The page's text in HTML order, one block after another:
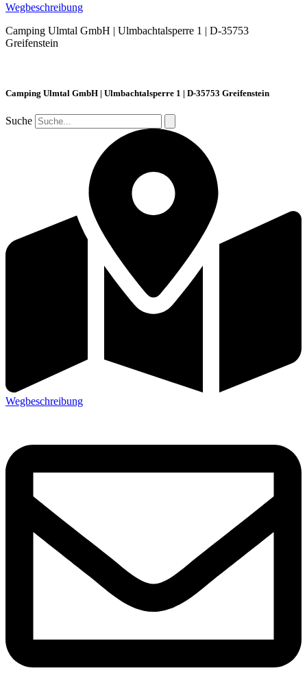
Wegbeschreibung
Camping Ulmtal GmbH | Ulmbachtalsperre 1 | D-35753
Greifenstein
Camping Ulmtal GmbH | Ulmbachtalsperre 1 | D-35753 Greifenstein
Suche
Wegbeschreibung